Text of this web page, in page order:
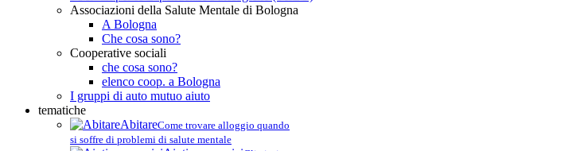
Associazioni della Salute Mentale di Bologna
A Bologna
Che cosa sono?
Cooperative sociali
che cosa sono?
elenco coop. a Bologna
I gruppi di auto mutuo aiuto
tematiche
AbitareCome trovare alloggio quando
si soffre di problemi di salute mentale